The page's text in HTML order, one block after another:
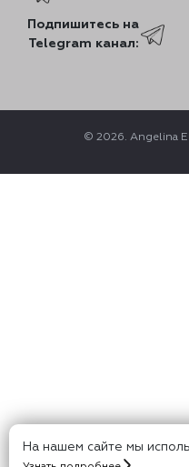
Подпишитесь на
Telegram канал:
© 2026. Angelina
На нашем сайте мы